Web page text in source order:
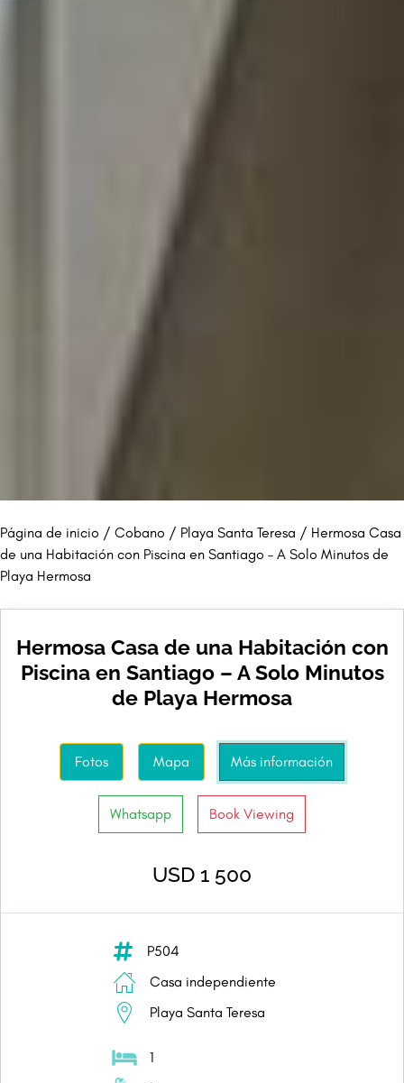
Página de inicio / Cobano / Playa Santa Teresa / Hermosa Casa
de una Habitación con Piscina en Santiago – A Solo Minutos de
Playa Hermosa
Hermosa Casa de una Habitación con
Piscina en Santiago – A Solo Minutos
de Playa Hermosa
Fotos Mapa Más información
Whatsapp Book Viewing
USD 1 500
P504
Casa independiente
Playa Santa Teresa
1